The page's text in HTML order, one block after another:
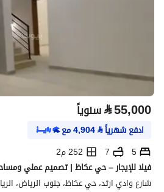
⃁55,000 سنوياً
ادفع شهرياً⃁
4,904مع
5
7
252 م2
فيلا للإيجار – حي عكاظ | تصميم عملي
شارع وادي ارثد، حي عكاظ، جنوب الرياض،